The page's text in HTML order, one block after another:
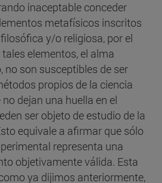
inaceptable conceder
metafísicos inscritos
y/o religiosa, por el
elementos, el alma
no son susceptibles de ser
propios de la ciencia
dejan una huella en el
ser objeto de estudio de la
equivale a afirmar que sólo
representa una
objetivamente válida. Esta
ya dijimos anteriormente,